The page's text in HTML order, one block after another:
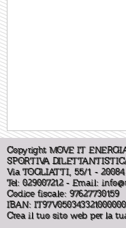
Copyright MOVE IT
SPORTIVA
Via TOGLIATTI, 55/1 -
Tel: 029007212 - Email:
Codice fiscale: 97627730159
IBAN:
Crea il tuo sito web per la